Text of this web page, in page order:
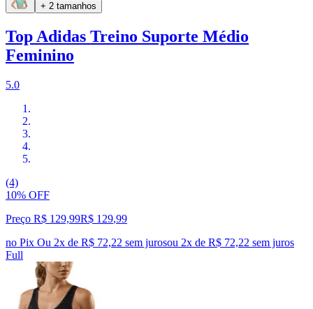
+ 2 tamanhos
Top Adidas Treino Suporte Médio
Feminino
5.0
(4)
10% OFF
Preço R$ 129,99R$ 129,99
no Pix Ou 2x de R$ 72,22 sem jurosou 2x de R$ 72,22 sem juros
Full